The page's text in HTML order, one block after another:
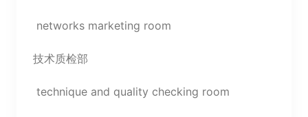
networks marketing room
技术质检部
technique and quality checking room